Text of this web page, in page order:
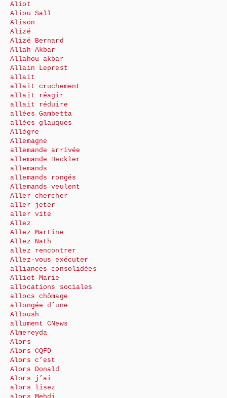
Aliot
Aliou Sall
Alison
Alizé
Alizé Bernard
Allah Akbar
Allahou akbar
Allain Leprest
allait
allait cruchement
allait réagir
allait réduire
allées Gambetta
allées glauques
Allègre
Allemagne
allemande arrivée
allemande Heckler
allemands
allemands rongés
Allemands veulent
Aller chercher
aller jeter
aller vite
Allez
Allez Martine
Allez Nath
allez rencontrer
Allez-vous exécuter
alliances consolidées
Alliot-Marie
allocations sociales
allocs chômage
allongée d’une
Alloush
allument CNews
Almereyda
Alors
Alors CQFD
Alors c’est
Alors Donald
Alors j’ai
alors lisez